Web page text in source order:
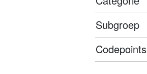
Subgroep
Codepoints